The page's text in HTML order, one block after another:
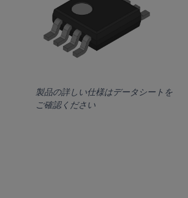
製品の詳しい仕様はデータシートを
ご確認ください